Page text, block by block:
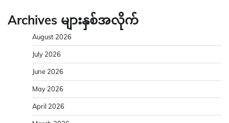
Archives များနှစ်အလိုက်
August 2026
July 2026
June 2026
May 2026
April 2026